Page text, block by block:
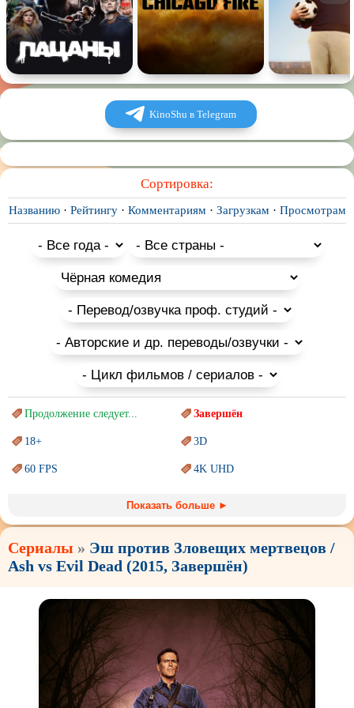
KinoShu в Telegram
Сортировка:
Названию· Рейтингу· Комментариям · Загрузкам · Просмотрам
Продолжение следует... Завершён
18+ 3D
60 FPS 4K UHD
Marvel PIXAR
Sci-Fi (Научнаяфантастика) Trash (трэш) movies
Аниме Антиутопия
Гении
Дорамы Индийское кино
Киберпанк Коллекция
Показать больше ►
Сериалы » Эш против Зловещих мертвецов /
Ash vs Evil Dead (2015, Завершён)